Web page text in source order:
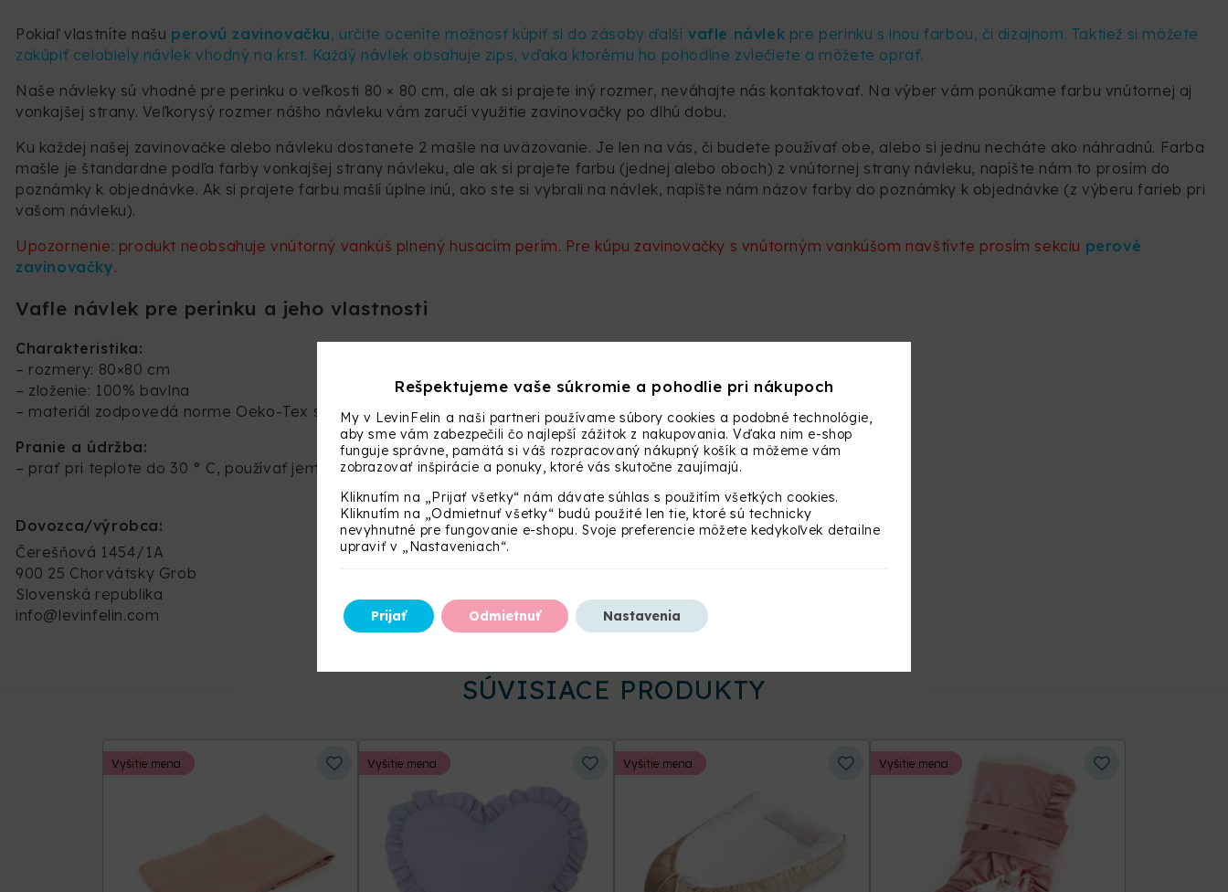
Pokiaľ vlastníte našu perovú zavinovačku, určite oceníte možnosť kúpiť si do zásoby ďalší vafle návlek pre perinku s inou farbou, či dizajnom. Taktiež si môžete
zakúpiť celobiely návlek vhodný na krst. Každý návlek obsahuje zips, vďaka ktorému ho pohodlne zvlečiete a môžete oprať.
Naše návleky sú vhodné pre perinku o veľkosti 80 × 80 cm, ale ak si prajete iný rozmer, neváhajte nás kontaktovať. Na výber vám ponúkame farbu vnútornej aj
vonkajšej strany. Veľkorysý rozmer nášho návleku vám zaručí využitie zavinovačky po dlhú dobu.
Ku každej našej zavinovačke alebo návleku dostanete 2 mašle na uväzovanie. Je len na vás, či budete používať obe, alebo si jednu necháte ako náhradnú. Farba
mašle je štandardne podľa farby vonkajšej strany návleku, ale ak si prajete farbu (jednej alebo oboch) z vnútornej strany návleku, napíšte nám to prosím do
poznámky k objednávke. Ak si prajete farbu mašlí úplne inú, ako ste si vybrali na návlek, napíšte nám názov farby do poznámky k objednávke (z výberu farieb pri
vašom návleku).
Upozornenie: produkt neobsahuje vnútorný vankúš plnený husacím perím. Pre kúpu zavinovačky s vnútorným vankúšom navštívte prosím sekciu perové
zavinovačky.
Vafle návlek pre perinku a jeho vlastnosti
Charakteristika:
– rozmery: 80×80 cm
– zloženie: 100% bavlna
– materiál zodpovedá norme Oeko-Tex standard 100
Pranie a údržba:
– prať pri teplote do 30 ° C, používať jemné pracie prostriedky, nepoužívať chlór ani bielidlá
Dovozca/výrobca:
Čerešňová 1454/1A
900 25 Chorvátsky Grob
Slovenská republika
info@levinfelin.com
SÚVISIACE PRODUKTY
Vyšitie mena Vyšitie mena Vyšitie mena Vyšitie mena
Rešpektujeme vaše súkromie a pohodlie pri nákupoch
My v LevinFelin a naši partneri používame súbory cookies a podobné technológie,
aby sme vám zabezpečili čo najlepší zážitok z nakupovania. Vďaka nim e-shop
funguje správne, pamätá si váš rozpracovaný nákupný košík a môžeme vám
zobrazovať inšpirácie a ponuky, ktoré vás skutočne zaujímajú.
Kliknutím na „Prijať všetky“ nám dávate súhlas s použitím všetkých cookies.
Kliknutím na „Odmietnuť všetky“ budú použité len tie, ktoré sú technicky
nevyhnutné pre fungovanie e-shopu. Svoje preferencie môžete kedykoľvek detailne
upraviť v „Nastaveniach“.
Prijať Odmietnuť Nastavenia